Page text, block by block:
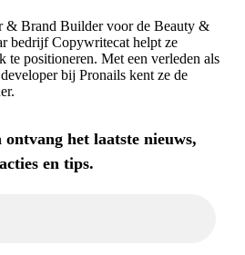
& Brand Builder voor de Beauty &
bedrijf Copywritecat helpt ze
te positioneren. Met een verleden als
bij Pronails kent ze de
het laatste nieuws,
acties en tips.